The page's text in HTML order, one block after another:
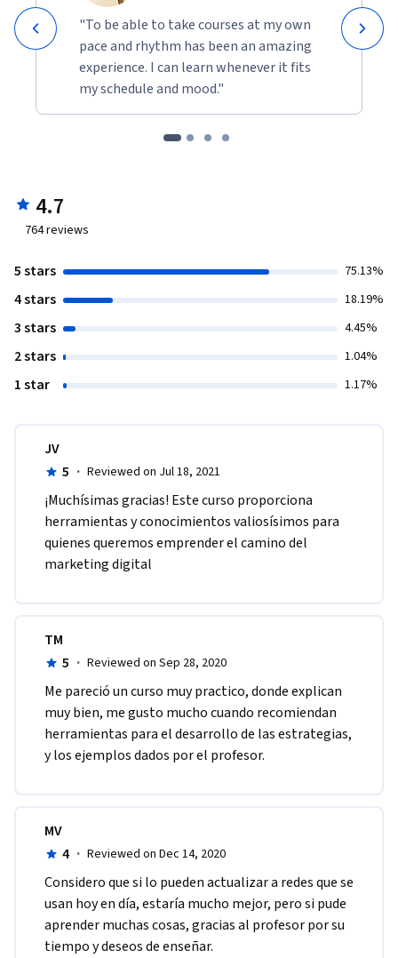
"To be able to take courses at my own
pace and rhythm has been an amazing
experience. I can learn whenever it fits
my schedule and mood."
4.7
764reviews
5 stars 75.13%
4 stars 18.19%
3 stars 4.45%
2 stars 1.04%
1 star 1.17%
JV
5 · Reviewed on Jul 18, 2021
¡Muchísimas gracias! Este curso proporciona
herramientas y conocimientos valiosísimos para
quienes queremos emprender el camino del
marketing digital
TM
5 · Reviewed on Sep 28, 2020
Me pareció un curso muy practico, donde explican
muy bien, me gusto mucho cuando recomiendan
herramientas para el desarrollo de las estrategias,
y los ejemplos dados por el profesor.
MV
4 · Reviewed on Dec 14, 2020
Considero que si lo pueden actualizar a redes que se
usan hoy en día, estaría mucho mejor, pero si pude
aprender muchas cosas, gracias al profesor por su
tiempo y deseos de enseñar.